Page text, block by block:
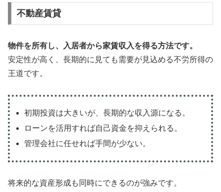
不動産賃貸
物件を所有し、入居者から家賃収入を得る方法です。
安定性が高く、長期的に見ても需要が見込める不労所得の
王道です。
初期投資は大きいが、長期的な収入源になる。
ローンを活用すれば自己資金を抑えられる。
管理会社に任せれば手間が少ない。
将来的な資産形成も同時にできるのが強みです。